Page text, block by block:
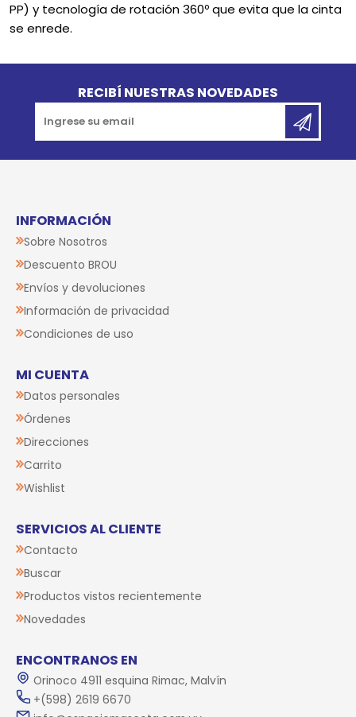
PP) y tecnología de rotación 360º que evita que la cinta
se enrede.
RECIBÍ NUESTRAS NOVEDADES
INFORMACIÓN
Sobre Nosotros
Descuento BROU
Envíos y devoluciones
Información de privacidad
Condiciones de uso
MI CUENTA
Datos personales
Órdenes
Direcciones
Carrito
Wishlist
SERVICIOS AL CLIENTE
Contacto
Buscar
Productos vistos recientemente
Novedades
ENCONTRANOS EN
Orinoco 4911 esquina Rimac, Malvín
+(598) 2619 6670